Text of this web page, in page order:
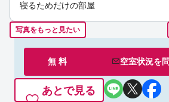
寝るためだけの部屋
写真をもっと見たい
無 料 空室状況を
あとで見る